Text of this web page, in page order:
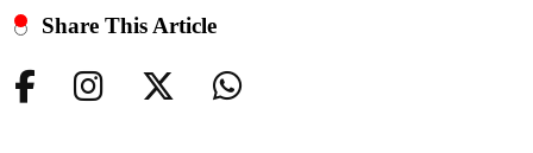
Negara G20 di Awal 2026
Keren! Baznas Bangun Sekolah Tenda
Share This Article